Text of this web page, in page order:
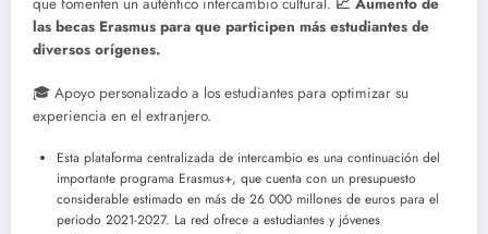
las becas Erasmus para que participen más estudiantes de
diversos orígenes.
🎓 Apoyo personalizado a los estudiantes para optimizar su
experiencia en el extranjero.
Esta plataforma centralizada de intercambio es una continuación del
importante programa Erasmus+, que cuenta con un presupuesto
considerable estimado en más de 26 000 millones de euros para el
periodo 2021-2027. La red ofrece a estudiantes y jóvenes